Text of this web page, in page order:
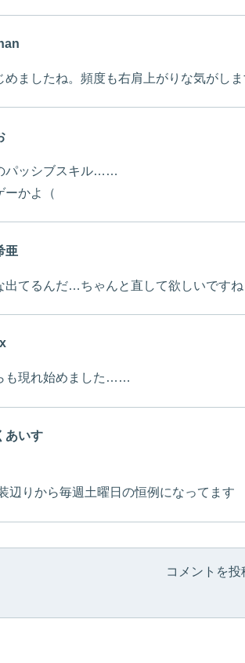
めましたね。頻度も右肩上がりな気がし
パッシブスキル……
ーかよ（
亜
出てるんだ…ちゃんと直して欲しいですね
も現れ始めました……
あいす
辺りから毎週土曜日の恒例になってます
コメントを